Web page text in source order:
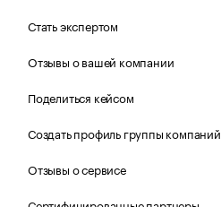
Стать экспертом
Отзывы о вашей компании
Поделиться кейсом
Создать профиль группы компаний
Отзывы о сервисе